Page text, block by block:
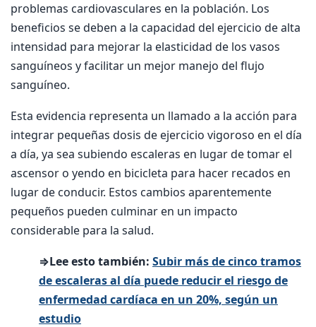
problemas cardiovasculares en la población. Los
beneficios se deben a la capacidad del ejercicio de alta
intensidad para mejorar la elasticidad de los vasos
sanguíneos y facilitar un mejor manejo del flujo
sanguíneo.
Esta evidencia representa un llamado a la acción para
integrar pequeñas dosis de ejercicio vigoroso en el día
a día, ya sea subiendo escaleras en lugar de tomar el
ascensor o yendo en bicicleta para hacer recados en
lugar de conducir. Estos cambios aparentemente
pequeños pueden culminar en un impacto
considerable para la salud.
⇒Lee esto también: Subir más de cinco tramos
de escaleras al día puede reducir el riesgo de
enfermedad cardíaca en un 20%, según un
estudio